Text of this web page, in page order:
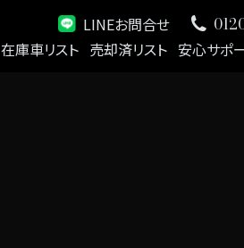
LINEお問合せ
在庫車リスト 売却済リスト 安心サポ